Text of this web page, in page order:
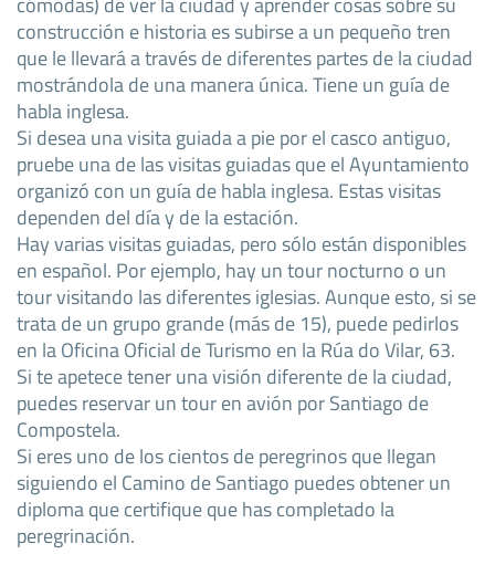
construcción e historia es subirse a un pequeño tren
que le llevará a través de diferentes partes de la ciudad
mostrándola de una manera única. Tiene un guía de
habla inglesa.
Si desea una visita guiada a pie por el casco antiguo,
pruebe una de las visitas guiadas que el Ayuntamiento
organizó con un guía de habla inglesa. Estas visitas
dependen del día y de la estación.
Hay varias visitas guiadas, pero sólo están disponibles
en español. Por ejemplo, hay un tour nocturno o un
tour visitando las diferentes iglesias. Aunque esto, si se
trata de un grupo grande (más de 15), puede pedirlos
en la Oficina Oficial de Turismo en la Rúa do Vilar, 63.
Si te apetece tener una visión diferente de la ciudad,
puedes reservar un tour en avión por Santiago de
Compostela.
Si eres uno de los cientos de peregrinos que llegan
siguiendo el Camino de Santiago puedes obtener un
diploma que certifique que has completado la
peregrinación.